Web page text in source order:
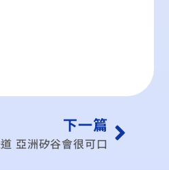
下一篇
亞洲矽谷會很可口